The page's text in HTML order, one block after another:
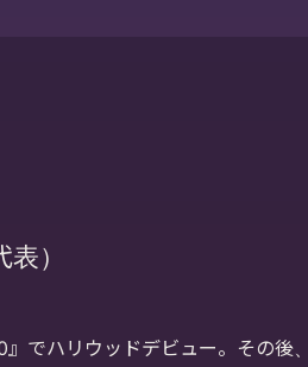
）
でハリウッドデビュー。その後